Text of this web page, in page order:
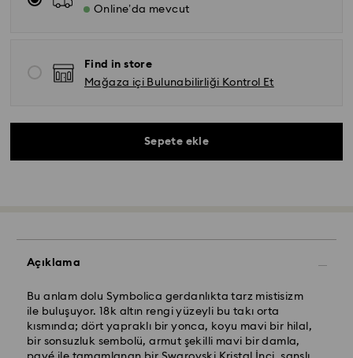
Online’da mevcut
Find in store
Mağaza içi Bulunabilirliği Kontrol Et
Sepete ekle
Açıklama
Bu anlam dolu Symbolica gerdanlıkta tarz mistisizm
ile buluşuyor. 18k altın rengi yüzeyli bu takı orta
kısmında; dört yapraklı bir yonca, koyu mavi bir hilal,
bir sonsuzluk sembolü, armut şekilli mavi bir damla,